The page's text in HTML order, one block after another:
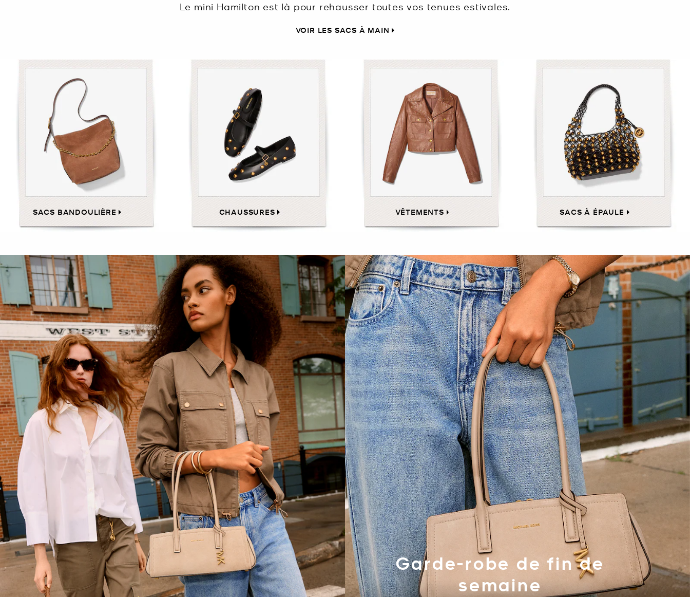
Le mini Hamilton est là pour rehausser toutes vos tenues estivales.
VOIR LES SACS À MAIN
SACS BANDOULIÈRE CHAUSSURES VÊTEMENTS SACS À ÉPAULE
Garde-robe de fin de
semaine